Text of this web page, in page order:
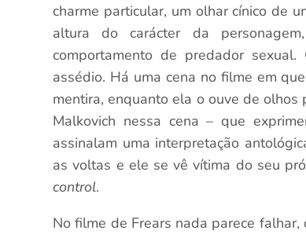
charme particular, um olhar cínico de
altura do carácter da
comportamento de predador
assédio. Há uma cena no filme em
mentira, enquanto ela o ouve de
Malkovich nessa cena – que
assinalam uma interpretação
as voltas e ele se vê vítima do seu
control.
No filme de Frears nada parece